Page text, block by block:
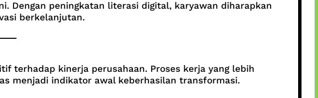
Dengan peningkatan literasi digital, karyawan diharapkan
berkelanjutan.
terhadap kinerja perusahaan. Proses kerja yang lebih
menjadi indikator awal keberhasilan transformasi.